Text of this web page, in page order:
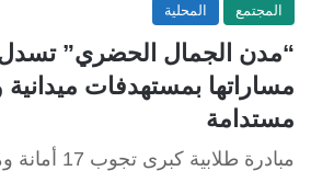
المجتمع المحلية
“مدن الجمال الحضري”
مساراتها بمستهدفات ميدانية
مستدامة
مبادرة طلابية